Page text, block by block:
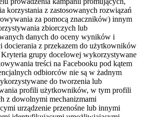
korzystania z zastosowanych rozwiązań
za pomocą znaczników) innym
zbiorczych lub
danych do oceny wyników i
docierania z przekazem do użytkowników
Kryteria grupy docelowej wykorzystywane
treści na Facebooku pod kątem
odbiorców nie są w żadnym
do tworzenia lub
profili użytkowników, w tym profili
z dowolnymi mechanizmami
urządzenie przenośne lub innymi